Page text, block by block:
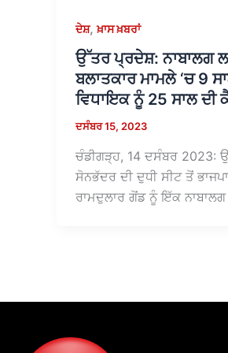
ਦੇਸ਼,ਖ਼ਾਸ ਖ਼ਬਰਾਂ
ਉੱਤਰ ਪ੍ਰਦੇਸ਼: ਨਾਬਾਲਗ
ਬਲਾਤਕਾਰ ਮਾਮਲੇ ‘ਚ 9
ਵਿਧਾਇਕ ਨੂੰ 25 ਸਾਲ ਦੀ
ਦਸੰਬਰ 15, 2023
ਚੰਡੀਗੜ੍ਹ, 14 ਦਸੰਬਰ 2023:
ਸੋਨਭੱਦਰ ਦੀ ਦੁਧੀ ਸੀਟ ਤੋਂ
ਰਾਮਦੁਲਾਰ ਗੋਂਡ ਨੂੰ ਇੱਕ